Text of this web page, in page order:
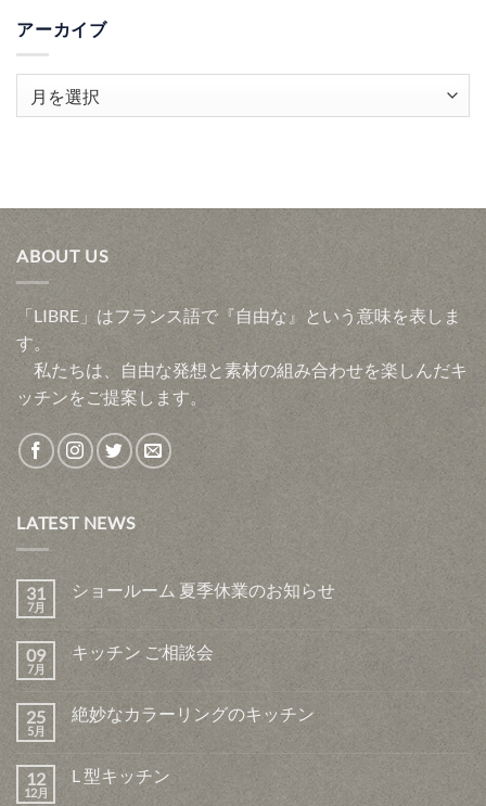
アーカイブ
ABOUT US
「LIBRE」はフランス語で『自由な』という意味を表しま
す。
私たちは、自由な発想と素材の組み合わせを楽しんだキ
ッチンをご提案します。
LATEST NEWS
31
7月
ショールーム 夏季休業のお知らせ
09
7月
キッチン ご相談会
25
5月
絶妙なカラーリングのキッチン
12
12月
L 型キッチン